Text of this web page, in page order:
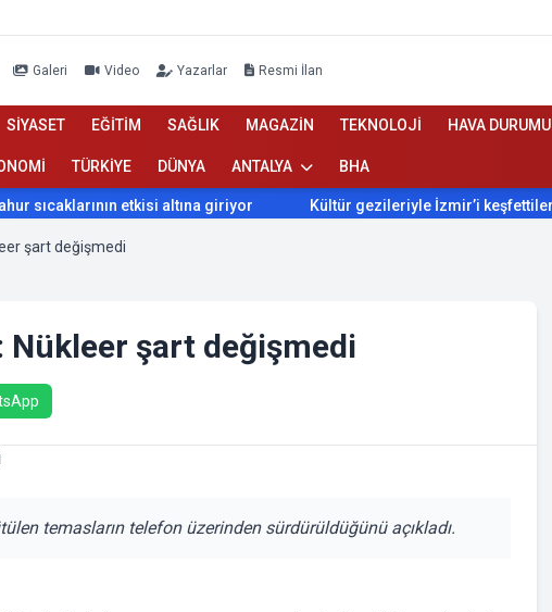
Galeri Video Yazarlar Resmi İlan
SİYASET EĞİTİM SAĞLIK MAGAZİN TEKNOLOJİ HAVA DURUMU
TÜRKİYE DÜNYA ANTALYA BHA
etkisi altına giriyor Kültür gezileriyle İzmir’i keşfettiler
şart değişmedi
Nükleer şart değişmedi
temasların telefon üzerinden sürdürüldüğünü açıkladı.